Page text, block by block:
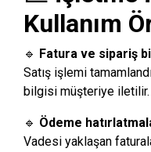
Kullanım
🔹 Fatura ve sipariş
Satış işlemi
bilgisi müşteriye iletilir.
🔹 Ödeme
Vadesi yaklaşan